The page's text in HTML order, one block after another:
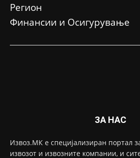
Регион
Финансии и Осигурување
ЗА НАС
Извоз.МК е специјализиран портал
извозот и извозните компании, и